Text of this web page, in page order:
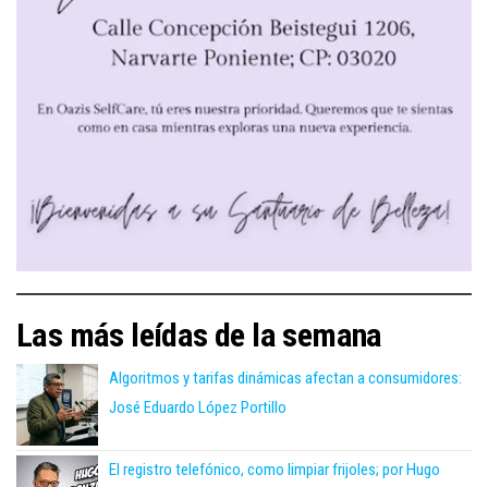
Las más leídas de la semana
Algoritmos y tarifas dinámicas afectan a consumidores:
José Eduardo López Portillo
El registro telefónico, como limpiar frijoles; por Hugo